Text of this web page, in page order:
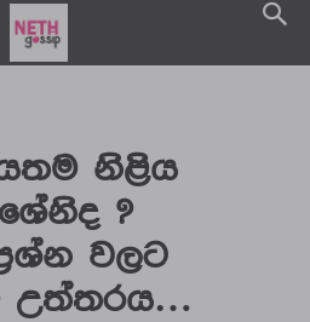
නිළිය
?
වලට
උත්තරය…